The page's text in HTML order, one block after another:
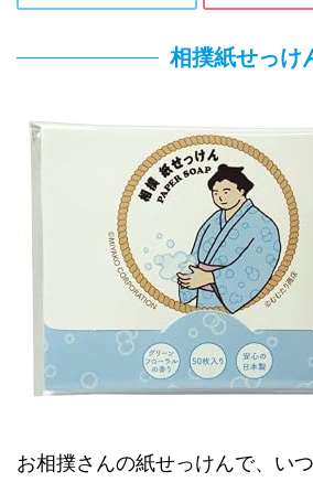
相撲紙せっけ
お相撲さんの紙せっけんで、い